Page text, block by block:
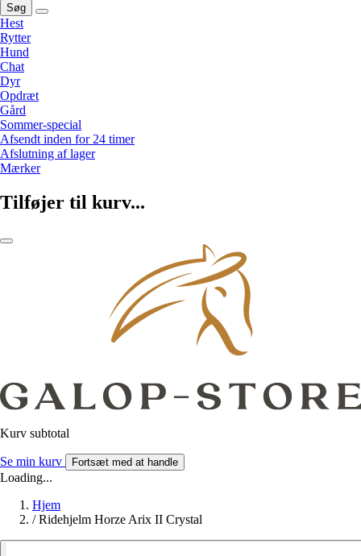
Søg
Hest
Rytter
Hund
Chat
Dyr
Opdræt
Gård
Sommer-special
Afsendt inden for 24 timer
Afslutning af lager
Mærker
Tilføjer til kurv...
Kurv subtotal
Se min kurv Fortsæt med at handle
Loading...
Hjem
/ Ridehjelm Horze Arix II Crystal